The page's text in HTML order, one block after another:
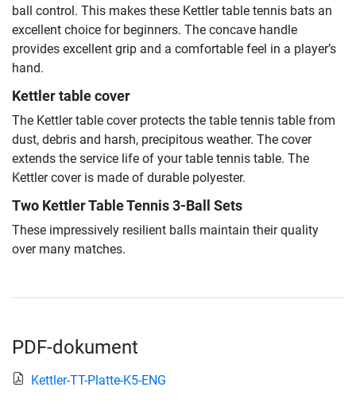
ball control. This makes these Kettler table tennis bats an
excellent choice for beginners. The concave handle
provides excellent grip and a comfortable feel in a player’s
hand.
Kettler table cover
The Kettler table cover protects the table tennis table from
dust, debris and harsh, precipitous weather. The cover
extends the service life of your table tennis table. The
Kettler cover is made of durable polyester.
Two Kettler Table Tennis 3-Ball Sets
These impressively resilient balls maintain their quality
over many matches.
PDF-dokument
Kettler-TT-Platte-K5-ENG